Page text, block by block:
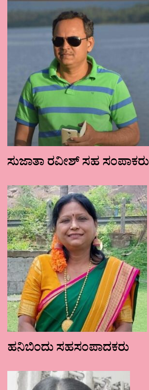
ಸುಜಾತಾ ರವೀಶ್ ಸಹ ಸಂಪಾಕರು
ಹನಿಬಿಂದು ಸಹಸಂಪಾದಕರು